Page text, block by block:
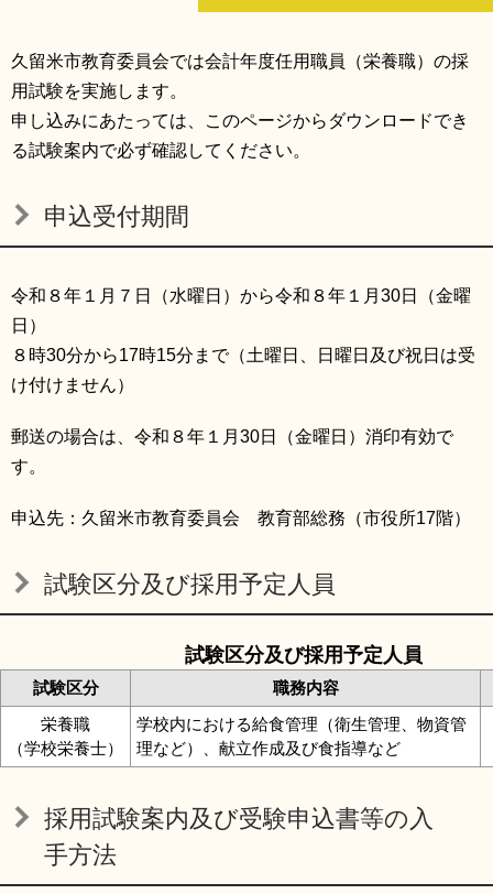
RSS プライバシーポリシー
サイトについて
久留米市教育委員会では会計年度任用職員（栄養職）の採
用試験を実施します。
申し込みにあたっては、このページからダウンロードでき
る試験案内で必ず確認してください。
申込受付期間
令和８年１月７日（水曜日）から令和８年１月30日（金曜
日）
８時30分から17時15分まで（土曜日、日曜日及び祝日は受
け付けません）
郵送の場合は、令和８年１月30日（金曜日）消印有効で
す。
申込先：久留米市教育委員会 教育部総務（市役所17階）
試験区分及び採用予定人員
試験区分及び採用予定人員
試験区分
職務内容
栄養職
（学校栄養士）
学校内における給食管理（衛生管理、物資管
理など）、献立作成及び食指導など
採用試験案内及び受験申込書等の入
手方法